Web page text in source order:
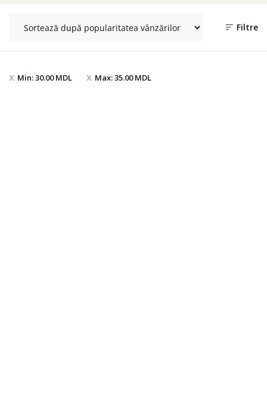
Filtre
Min:30.00MDL Max:35.00MDL